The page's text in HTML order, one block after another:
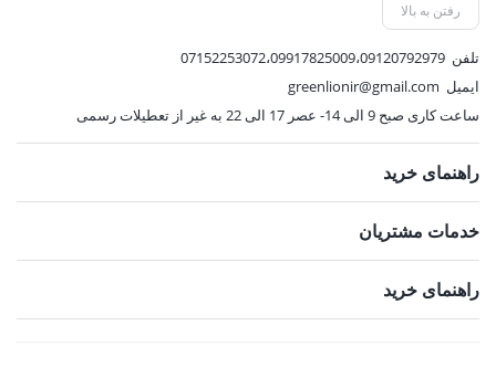
رفتن به بالا
تلفن 07152253072،09917825009،09120792979
ایمیل greenlionir@gmail.com
ساعت کاری صبح 9 الی 14- عصر 17 الی 22 به غیر از تعطیلات رسمی
راهنمای خرید
خدمات مشتریان
راهنمای خرید